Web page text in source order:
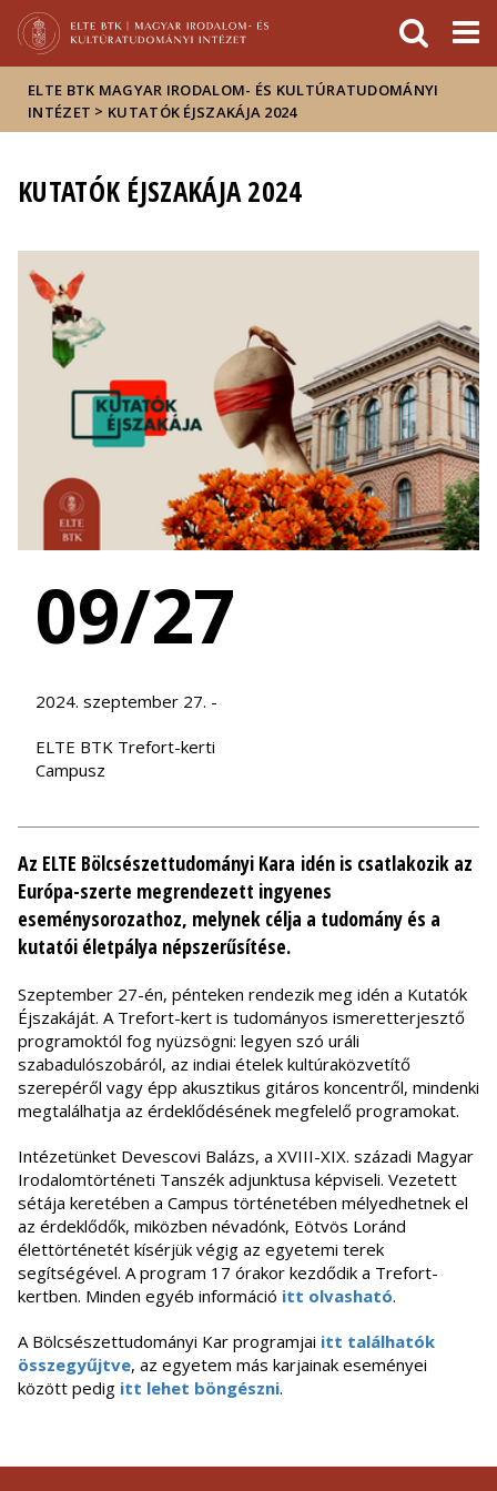
Hírek
Események
ELTE a
sajtóban
ELTE BTK MAGYAR IRODALOM- ÉS KULTÚRATUDOMÁNYI
INTÉZET > KUTATÓK ÉJSZAKÁJA 2024
KUTATÓK ÉJSZAKÁJA 2024
09/27
2024. szeptember 27. -
ELTE BTK Trefort-kerti
Campusz
Az ELTE Bölcsészettudományi Kara idén is csatlakozik az
Európa-szerte megrendezett ingyenes
eseménysorozathoz, melynek célja a tudomány és a
kutatói életpálya népszerűsítése.
Szeptember 27-én, pénteken rendezik meg idén a Kutatók
Éjszakáját. A Trefort-kert is tudományos ismeretterjesztő
programoktól fog nyüzsögni: legyen szó uráli
szabadulószobáról, az indiai ételek kultúraközvetítő
szerepéről vagy épp akusztikus gitáros koncentről, mindenki
megtalálhatja az érdeklődésének megfelelő programokat.
Intézetünket Devescovi Balázs, a XVIII-XIX. századi Magyar
Irodalomtörténeti Tanszék adjunktusa képviseli. Vezetett
sétája keretében a Campus történetében mélyedhetnek el
az érdeklődők, miközben névadónk, Eötvös Loránd
élettörténetét kísérjük végig az egyetemi terek
segítségével. A program 17 órakor kezdődik a Trefort-
kertben. Minden egyéb információ itt olvasható.
A Bölcsészettudományi Kar programjai itt találhatók
összegyűjtve, az egyetem más karjainak eseményei
között pedig itt lehet böngészni.